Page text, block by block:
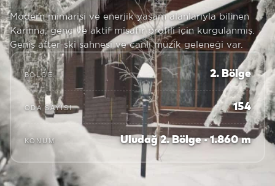
Modern mimarisi ve enerjik yaşam alanlarıyla bilinen
Karinna, genç ve aktif misafir profili için kurgulanmış.
Geniş after-ski sahnesi ve canlı müzik geleneği var.
BÖLGE 2. Bölge
ODA SAYISI 154
KONUM Uludağ 2. Bölge · 1.860 m